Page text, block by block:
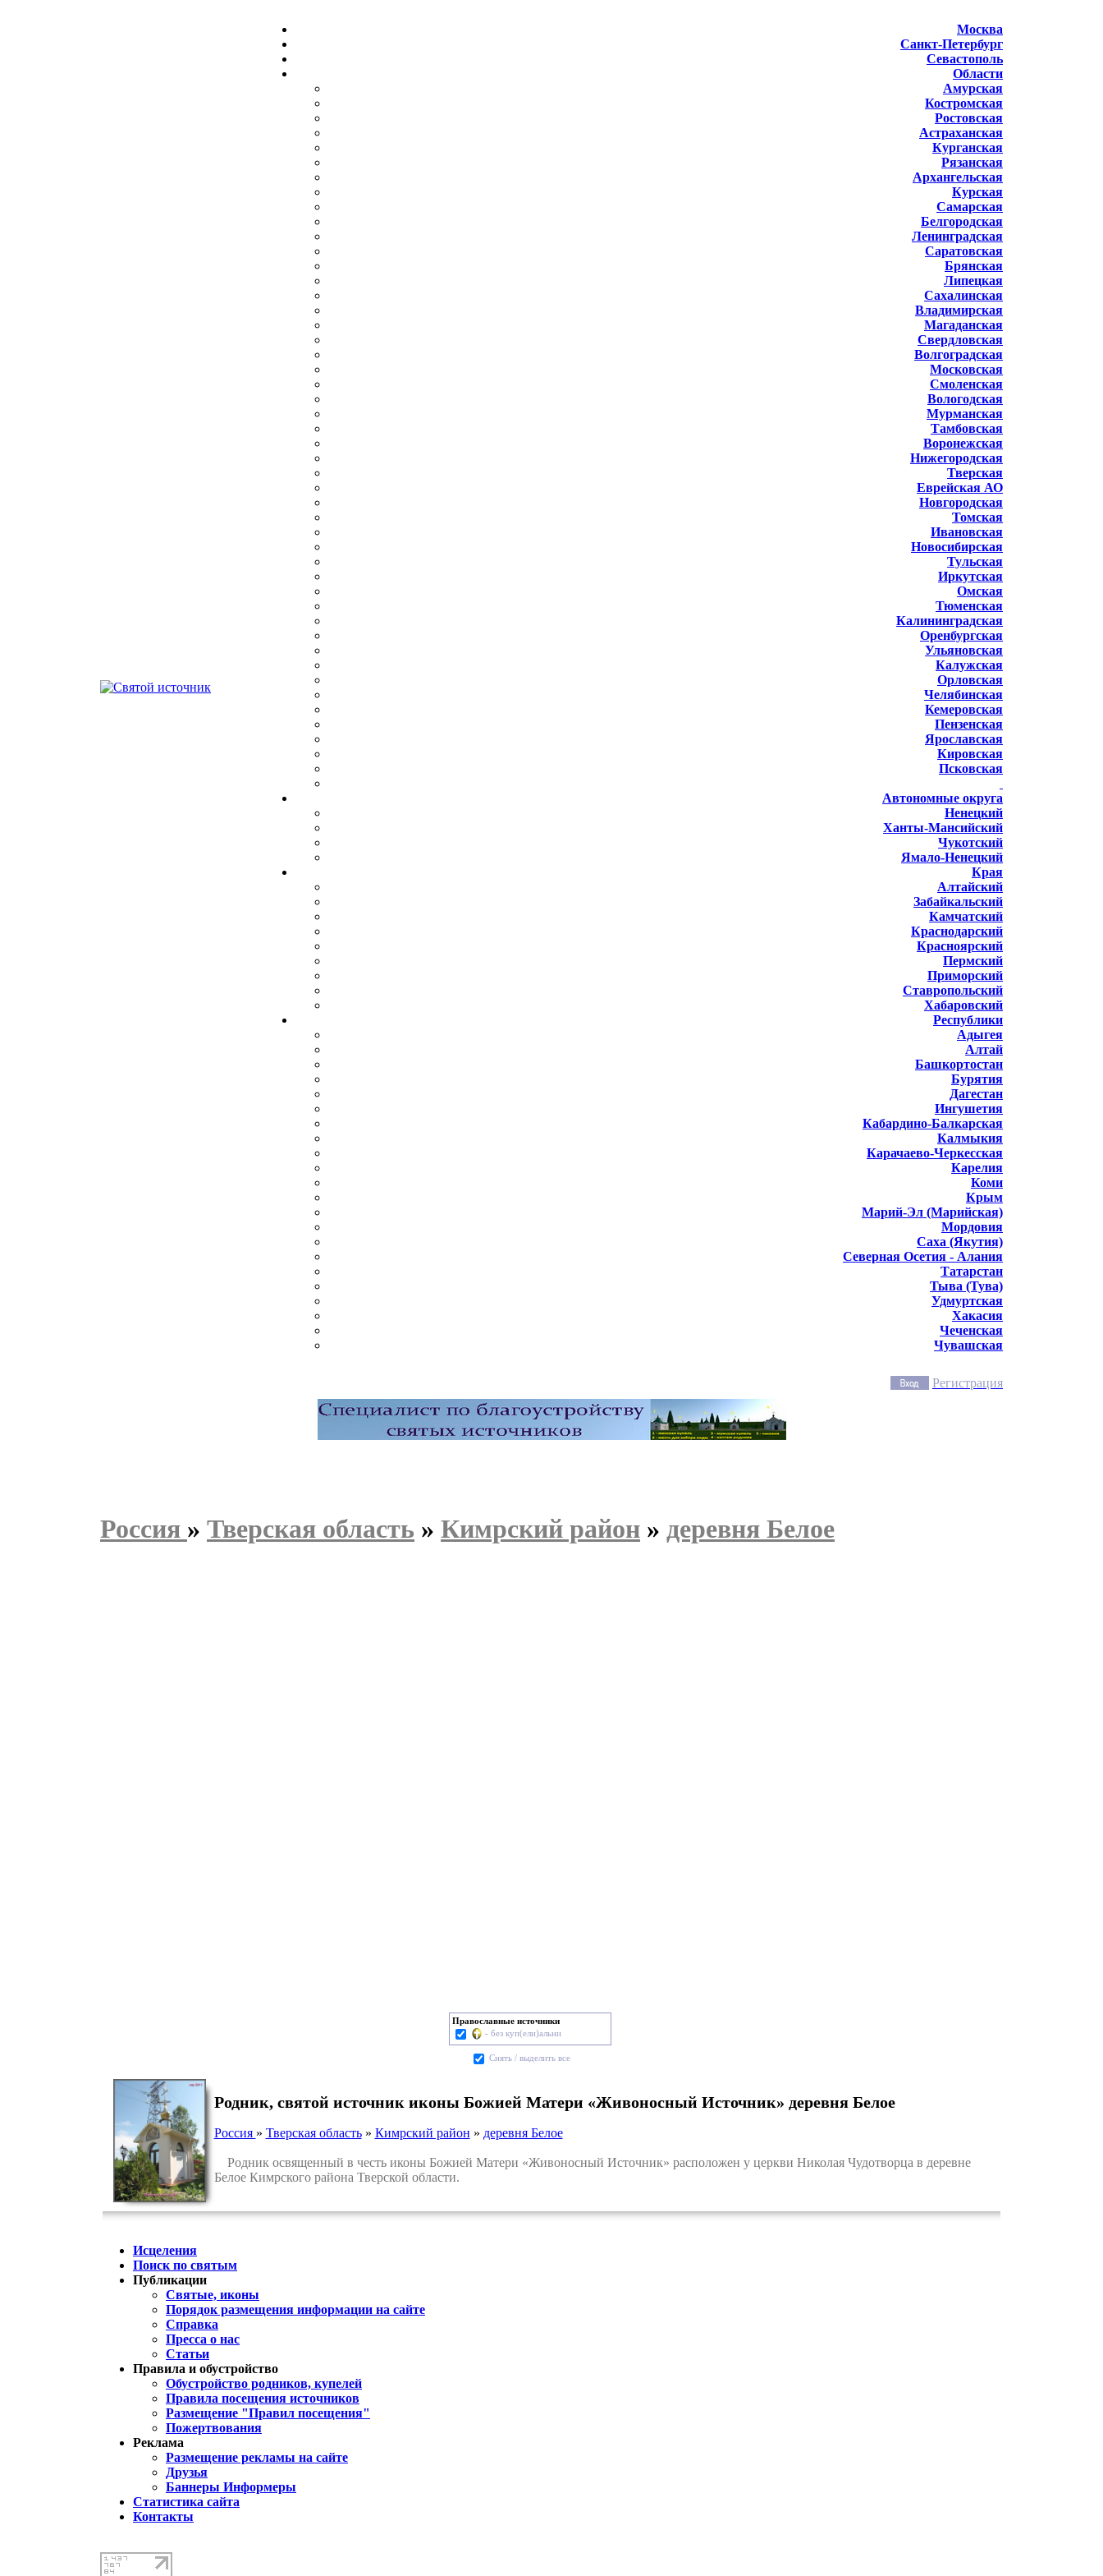
Москва
Санкт-Петербург
Севастополь
Области
Амурская
Костромская
Ростовская
Астраханская
Курганская
Рязанская
Архангельская
Курская
Самарская
Белгородская
Ленинградская
Саратовская
Брянская
Липецкая
Сахалинская
Владимирская
Магаданская
Свердловская
Волгоградская
Московская
Смоленская
Вологодская
Мурманская
Тамбовская
Воронежская
Нижегородская
Тверская
Еврейская АО
Новгородская
Томская
Ивановская
Новосибирская
Тульская
Иркутская
Омская
Тюменская
Калининградская
Оренбургская
Ульяновская
Калужская
Орловская
Челябинская
Кемеровская
Пензенская
Ярославская
Кировская
Псковская
Автономные округа
Ненецкий
Ханты-Мансийский
Чукотский
Ямало-Ненецкий
Края
Алтайский
Забайкальский
Камчатский
Краснодарский
Красноярский
Пермский
Приморский
Ставропольский
Хабаровский
Республики
Адыгея
Алтай
Башкортостан
Бурятия
Дагестан
Ингушетия
Кабардино-Балкарская
Калмыкия
Карачаево-Черкесская
Карелия
Коми
Крым
Марий-Эл (Марийская)
Мордовия
Саха (Якутия)
Северная Осетия - Алания
Татарстан
Тыва (Тува)
Удмуртская
Хакасия
Чеченская
Чувашская
Регистрация
Россия » Тверская область » Кимрский район » деревня Белое
Православные источники
- без куп(ели)альни
Cнять / выделить все
Родник, святой источник иконы Божией Матери «Живоносный Источник» деревня Белое
Россия » Тверская область» Кимрский район » деревня Белое
Родник освященный в честь иконы Божией Матери «Живоносный Источник» расположен у церкви Николая Чудотворца в деревне
Белое Кимрского района Тверской области.
Исцеления
Поиск по святым
Публикации
Святые, иконы
Порядок размещения информации на сайте
Справка
Пресса о нас
Статьи
Правила и обустройство
Обустройство родников, купелей
Правила посещения источников
Размещение "Правил посещения"
Пожертвования
Реклама
Размещение рекламы на сайте
Друзья
Баннеры Информеры
Статистика сайта
Контакты